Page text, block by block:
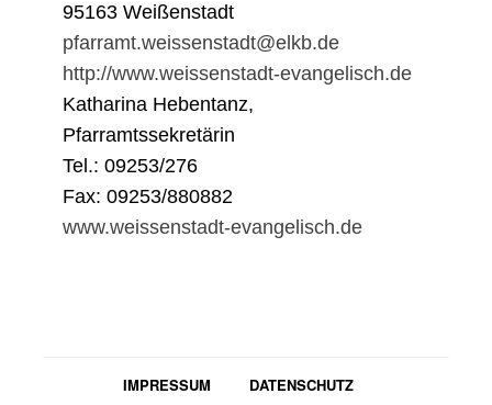
95163 Weißenstadt
pfarramt.weissenstadt@elkb.de
http://www.weissenstadt-evangelisch.de
Katharina Hebentanz,
Pfarramtssekretärin
Tel.: 09253/276
Fax: 09253/880882
www.weissenstadt-evangelisch.de
IMPRESSUM DATENSCHUTZ